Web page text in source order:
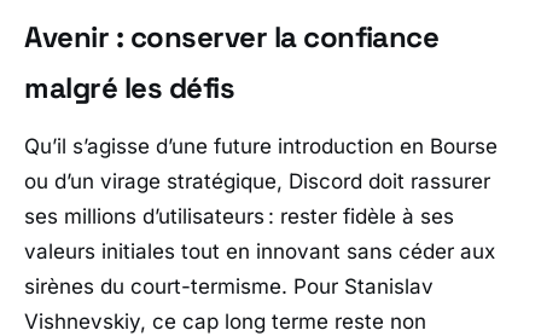
Avenir : conserver la confiance
malgré les défis
Qu’il s’agisse d’une future introduction en Bourse
ou d’un virage stratégique, Discord doit rassurer
ses millions d’utilisateurs : rester fidèle à ses
valeurs initiales tout en innovant sans céder aux
sirènes du court-termisme. Pour Stanislav
Vishnevskiy, ce cap long terme reste non